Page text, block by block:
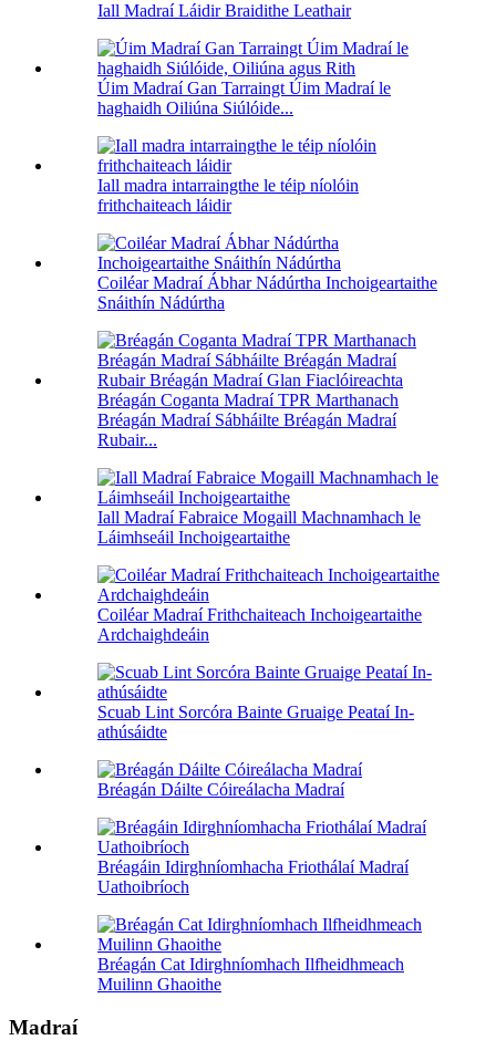
Iall Madraí Láidir Braidithe Leathair
Úim Madraí Gan Tarraingt Úim Madraí le
haghaidh Oiliúna Siúlóide...
Iall madra intarraingthe le téip níolóin
frithchaiteach láidir
Coiléar Madraí Ábhar Nádúrtha Inchoigeartaithe
Snáithín Nádúrtha
Bréagán Coganta Madraí TPR Marthanach
Bréagán Madraí Sábháilte Bréagán Madraí
Rubair...
Iall Madraí Fabraice Mogaill Machnamhach le
Láimhseáil Inchoigeartaithe
Coiléar Madraí Frithchaiteach Inchoigeartaithe
Ardchaighdeáin
Scuab Lint Sorcóra Bainte Gruaige Peataí In-
athúsáidte
Bréagán Dáilte Cóireálacha Madraí
Bréagáin Idirghníomhacha Friothálaí Madraí
Uathoibríoch
Bréagán Cat Idirghníomhach Ilfheidhmeach
Muilinn Ghaoithe
Madraí